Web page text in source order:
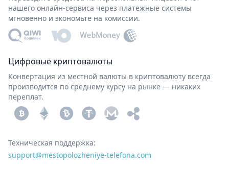
нашего онлайн-сервиса через платежные системы
мгновенно и экономьте на комиссии.
Цифровые криптовалюты
Конвертация из местной валюты в криптовалюту всегда
производится по среднему курсу на рынке — никаких
переплат.
Техническая поддержка:
support@‌mestopolozheniye-telefona.com